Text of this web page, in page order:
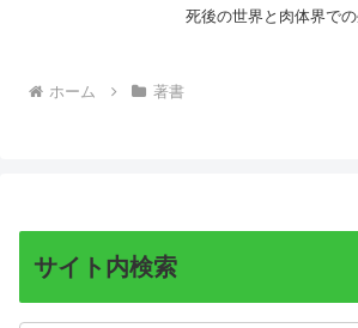
死後の世界と肉体界での
ホーム 著書
サイト内検索